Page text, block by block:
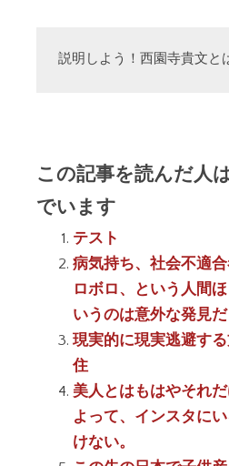
説明しよう！西園寺貴文と
この記事を読んだ人
でいます
テスト
病気持ち、社会不適
ロボロ、という人間
いうのは意外な発見
現実的に現実逃避す
住
美人とはもはやそれ
よって、インスタに
けない。